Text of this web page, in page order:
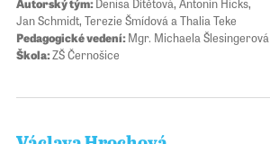
Jan Schmidt, Terezie Šmídová a Thalia Teke
Pedagogické vedení:Mgr. Michaela Šlesingerová
Škola:ZŠ Černošice